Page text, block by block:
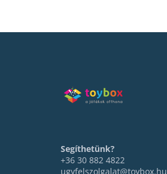
Segíthetünk?
+36 30 882 4822
ugyfelszolgalat@toybox.hu